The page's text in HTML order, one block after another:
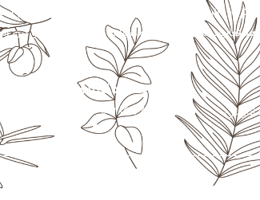
در بازار های داخلی و بین المللی، اقدام به خریداری و
فعالیت موفق به اخذ گواهینامه های معتبر ملی و بین
شماره تماس :
09215787210 – 09113713034